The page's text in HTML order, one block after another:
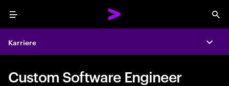
Menu
Karriere
Custom Software Engineer